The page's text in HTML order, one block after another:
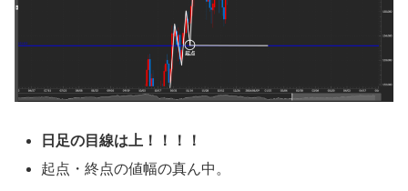
日足の目線は 上！！！！
起点・終点の値幅の真ん中。